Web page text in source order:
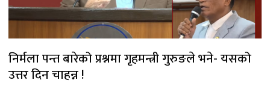
निर्मला पन्त बारेको प्रश्नमा गृहमन्त्री गुरुङले भने- यसको
उत्तर दिन चाहन्न !